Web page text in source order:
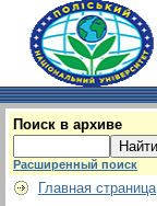
Поиск в архиве
Расширенный поиск
Главная страница